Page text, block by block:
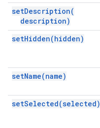
setDescription(
description)
setHidden(hidden)
setName(name)
setSelected(selected)